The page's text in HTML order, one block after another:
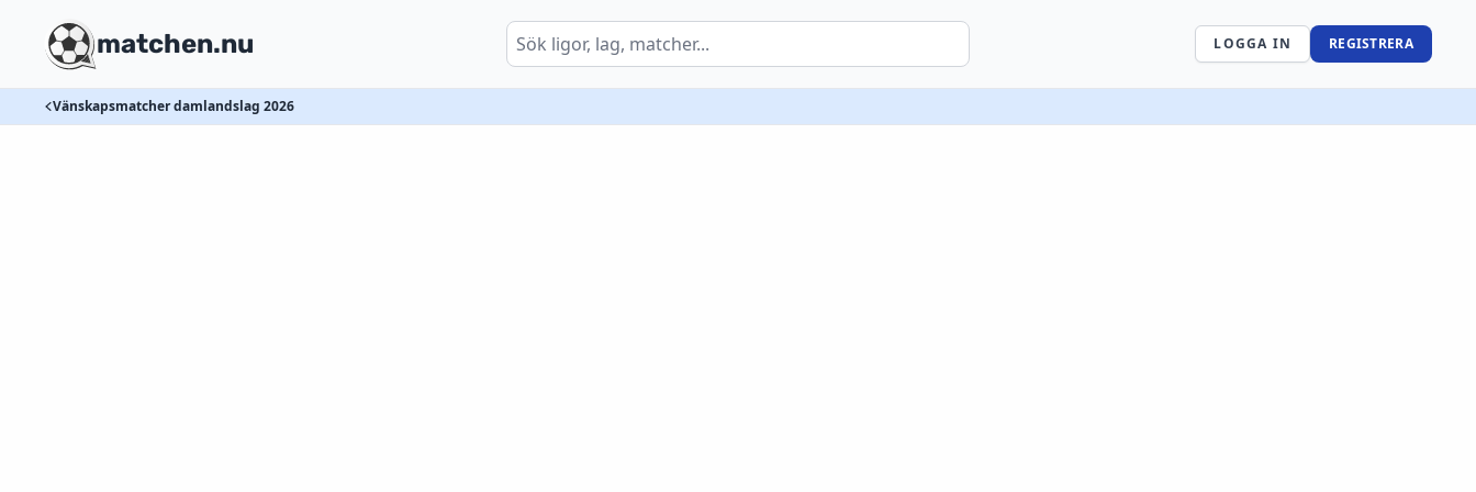
matchen.nu LOGGA IN REGISTRERA
Vänskapsmatcher damlandslag 2026